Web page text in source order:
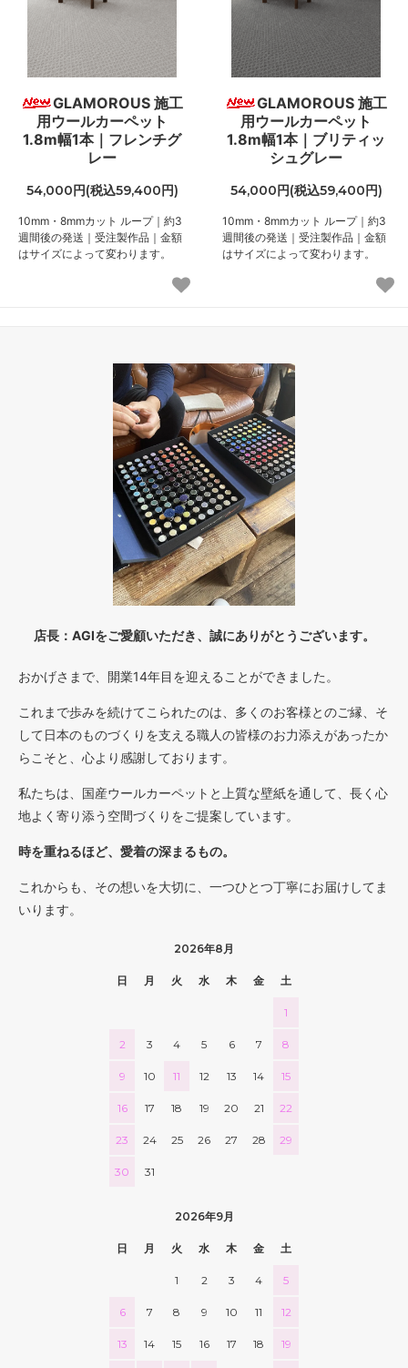
GLAMOROUS 施工
用ウールカーペット
1.8m幅1本｜フレンチグ
レー
54,000円(税込59,400円)
10mm・8mmカット ループ｜約3
週間後の発送｜受注製作品｜金額
はサイズによって変わります。
GLAMOROUS 施工
用ウールカーペット
1.8m幅1本｜ブリティッ
シュグレー
54,000円(税込59,400円)
10mm・8mmカット ループ｜約3
週間後の発送｜受注製作品｜金額
はサイズによって変わります。
店長：AGIをご愛顧いただき、誠にありがとうございます。
おかげさまで、開業14年目を迎えることができました。
これまで歩みを続けてこられたのは、多くのお客様とのご縁、そ
して日本のものづくりを支える職人の皆様のお力添えがあったか
らこそと、心より感謝しております。
私たちは、国産ウールカーペットと上質な壁紙を通して、長く心
地よく寄り添う空間づくりをご提案しています。
時を重ねるほど、愛着の深まるもの。
これからも、その想いを大切に、一つひとつ丁寧にお届けしてま
いります。
2026年8月
日 月 火 水 木 金 土
1
2 3 4 5 6 7 8
9 10 11 12 13 14 15
16 17 18 19 20 21 22
23 24 25 26 27 28 29
30 31
2026年9月
日 月 火 水 木 金 土
1 2 3 4 5
6 7 8 9 10 11 12
13 14 15 16 17 18 19